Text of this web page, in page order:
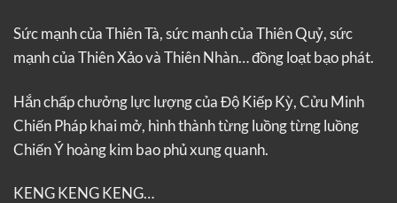
Sức mạnh của Thiên Tà, sức mạnh của Thiên Quỷ, sức
mạnh của Thiên Xảo và Thiên Nhàn… đồng loạt bạo phát.
Hắn chấp chưởng lực lượng của Độ Kiếp Kỳ, Cửu Minh
Chiến Pháp khai mở, hình thành từng luồng từng luồng
Chiến Ý hoàng kim bao phủ xung quanh.
KENG KENG KENG…